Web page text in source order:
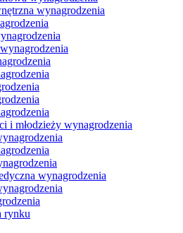
wynagrodzenia
i młodzieży wynagrodzenia
wynagrodzenia
rynku